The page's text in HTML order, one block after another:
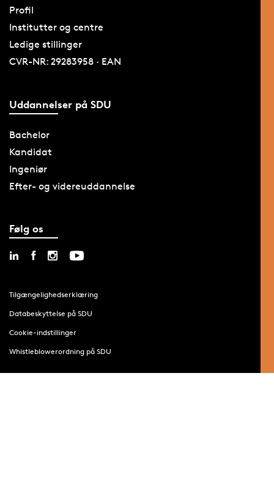
Profil
Institutter og centre
Ledige stillinger
CVR-NR: 29283958 · EAN
Uddannelser på SDU
Bachelor
Kandidat
Ingeniør
Efter- og videreuddannelse
Følg os
Tilgængelighedserklæring
Databeskyttelse på SDU
Cookie-indstillinger
Whistleblowerordning på SDU